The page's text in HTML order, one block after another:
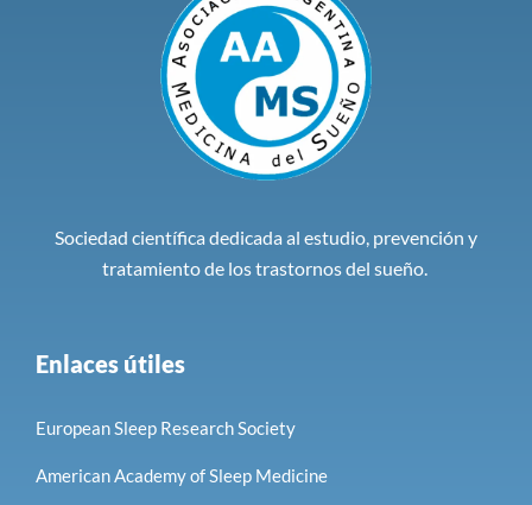
Sociedad científica dedicada al estudio, prevención y
tratamiento de los trastornos del sueño.
Enlaces útiles
European Sleep Research Society
American Academy of Sleep Medicine